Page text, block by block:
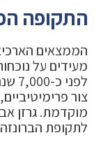
התקופה
הממצאים
מעידים על
צור
מוקדמת. גרזן
לתקופת הברונזה